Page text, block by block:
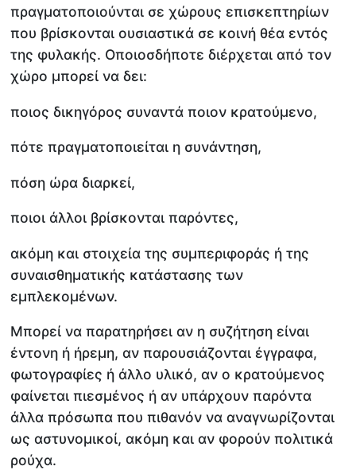
πραγματοποιούνται σε χώρους επισκεπτηρίων
που βρίσκονται ουσιαστικά σε κοινή θέα εντός
της φυλακής. Οποιοσδήποτε διέρχεται από τον
χώρο μπορεί να δει:
ποιος δικηγόρος συναντά ποιον κρατούμενο,
πότε πραγματοποιείται η συνάντηση,
πόση ώρα διαρκεί,
ποιοι άλλοι βρίσκονται παρόντες,
ακόμη και στοιχεία της συμπεριφοράς ή της
συναισθηματικής κατάστασης των
εμπλεκομένων.
Μπορεί να παρατηρήσει αν η συζήτηση είναι
έντονη ή ήρεμη, αν παρουσιάζονται έγγραφα,
φωτογραφίες ή άλλο υλικό, αν ο κρατούμενος
φαίνεται πιεσμένος ή αν υπάρχουν παρόντα
άλλα πρόσωπα που πιθανόν να αναγνωρίζονται
ως αστυνομικοί, ακόμη και αν φορούν πολιτικά
ρούχα.